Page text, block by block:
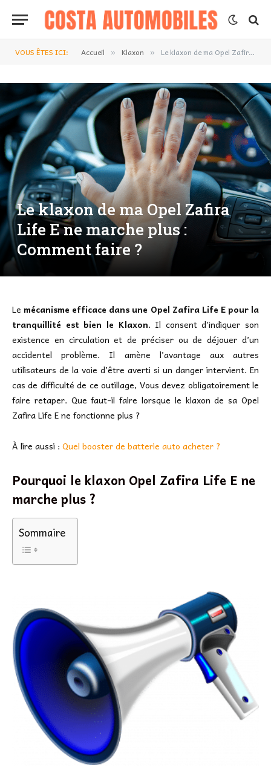
VOUS ÊTES ICI: Accueil » Klaxon » Le klaxon de ma Opel Zafira Life E ne marche plus : Comment faire ?
Le klaxon de ma Opel Zafira
Life E ne marche plus :
Comment faire ?
Le mécanisme efficace dans une Opel Zafira Life E pour la
tranquillité est bien le Klaxon. Il consent d’indiquer son
existence en circulation et de préciser ou de déjouer d’un
accidentel problème. Il amène l’avantage aux autres
utilisateurs de la voie d’être averti si un danger intervient. En
cas de difficulté de ce outillage, Vous devez obligatoirement le
faire retaper. Que faut-il faire lorsque le klaxon de sa Opel
Zafira Life E ne fonctionne plus ?
À lire aussi : Quel booster de batterie auto acheter ?
Pourquoi le klaxon Opel Zafira Life E ne
marche plus ?
Sommaire